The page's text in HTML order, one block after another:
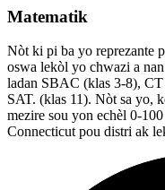
Matematik
Nòt ki pi ba yo reprezante
oswa lekòl yo chwazi a
ladan SBAC (klas 3-8), CT
SAT. (klas 11). Nòt sa yo,
mezire sou yon echèl 0-
Connecticut pou distri ak